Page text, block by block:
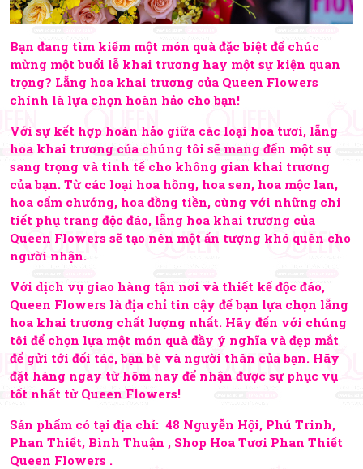
Bạn đang tìm kiếm một món quà đặc biệt để chúc
mừng một buổi lễ khai trương hay một sự kiện quan
trọng? Lẵng hoa khai trương của Queen Flowers
chính là lựa chọn hoàn hảo cho bạn!
Với sự kết hợp hoàn hảo giữa các loại hoa tươi, lẵng
hoa khai trương của chúng tôi sẽ mang đến một sự
sang trọng và tinh tế cho không gian khai trương
của bạn. Từ các loại hoa hồng, hoa sen, hoa mộc lan,
hoa cẩm chướng, hoa đồng tiền, cùng với những chi
tiết phụ trang độc đáo, lẵng hoa khai trương của
Queen Flowers sẽ tạo nên một ấn tượng khó quên cho
người nhận.
Với dịch vụ giao hàng tận nơi và thiết kế độc đáo,
Queen Flowers là địa chỉ tin cậy để bạn lựa chọn lẵng
hoa khai trương chất lượng nhất. Hãy đến với chúng
tôi để chọn lựa một món quà đầy ý nghĩa và đẹp mắt
để gửi tới đối tác, bạn bè và người thân của bạn. Hãy
đặt hàng ngay từ hôm nay để nhận được sự phục vụ
tốt nhất từ Queen Flowers!
Sản phẩm có tại địa chỉ: 48 Nguyễn Hội, Phú Trinh,
Phan Thiết, Bình Thuận , Shop Hoa Tươi Phan Thiết
Queen Flowers .